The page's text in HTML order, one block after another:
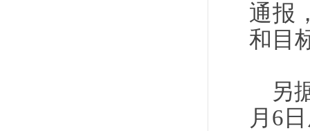
通报
和目
另
月6